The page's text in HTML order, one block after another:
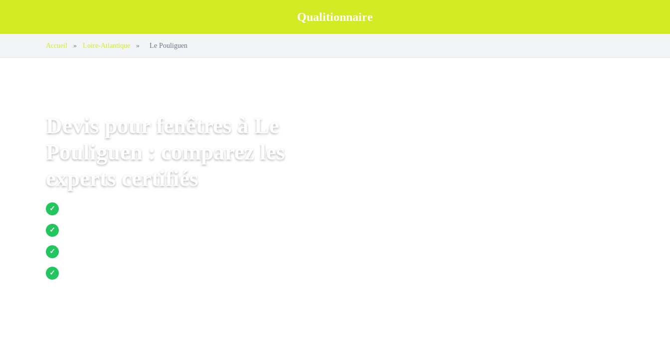
Qualitionnaire
Accueil » Loire-Atlantique » Le Pouliguen
Devis pour fenêtres à Le
Pouliguen : comparez les
experts certifiés
✓
✓
✓
✓